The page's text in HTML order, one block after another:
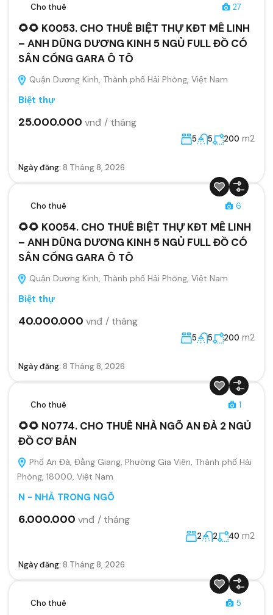
Cho thuê 27
🌻🌻 K0053. CHO THUÊ BIỆT THỰ KĐT MÊ LINH
– ANH DŨNG DƯƠNG KINH 5 NGỦ FULL ĐỒ CÓ
SÂN CỔNG GARA Ô TÔ
Quận Dương Kinh, Thành phố Hải Phòng, Việt Nam
Biệt thự
25.000.000 vnđ / tháng
5 5 200 m2
Ngày đăng: 8 Tháng 8, 2026
Cho thuê 6
🌻🌻 K0054. CHO THUÊ BIỆT THỰ KĐT MÊ LINH
– ANH DŨNG DƯƠNG KINH 5 NGỦ FULL ĐỒ CÓ
SÂN CỔNG GARA Ô TÔ
Quận Dương Kinh, Thành phố Hải Phòng, Việt Nam
Biệt thự
40.000.000 vnđ / tháng
5 5 200 m2
Ngày đăng: 8 Tháng 8, 2026
Cho thuê 1
🌻🌻 N0774. CHO THUÊ NHÀ NGÕ AN ĐÀ 2 NGỦ
ĐỒ CƠ BẢN
Phố An Đà, Đằng Giang, Phường Gia Viên, Thành phố Hải
Phòng, 18000, Việt Nam
N - NHÀ TRONG NGÕ
6.000.000 vnđ / tháng
2 2 40 m2
Ngày đăng: 8 Tháng 8, 2026
Cho thuê 5